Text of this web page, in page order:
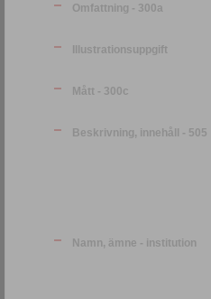
Omfattning - 300a
Illustrationsuppgift
Mått - 300c
Beskrivning, innehåll - 505
Namn, ämne - institution